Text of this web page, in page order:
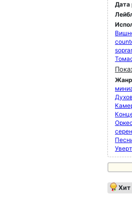
Дата
Хит